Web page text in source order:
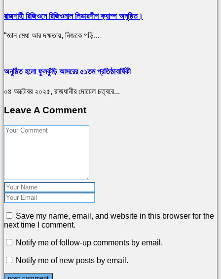
রাজশাহী রিজিওনে রিজিওনাল লিডারশীপ ক্যাম্প অনুষ্ঠিত।
“জ্ঞান মেধা আর দক্ষতায়, নিজকে গড়ি...
অনুষ্ঠিত হলো ফুলকুঁড়ি আসরের ৫১তম প্রতিষ্ঠাবার্ষিকী
০৪ অক্টোবর ২০২৫, রাজধানীর দোয়েল চত্বরে...
Leave A Comment
Save my name, email, and website in this browser for the
next time I comment.
Notify me of follow-up comments by email.
Notify me of new posts by email.